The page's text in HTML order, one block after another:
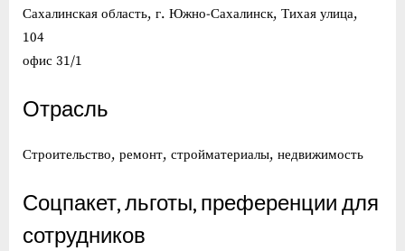
Сахалинская область, г. Южно-Сахалинск, Тихая улица,
104
офис 31/1
Отрасль
Строительство, ремонт, стройматериалы, недвижимость
Соцпакет, льготы, преференции для
сотрудников